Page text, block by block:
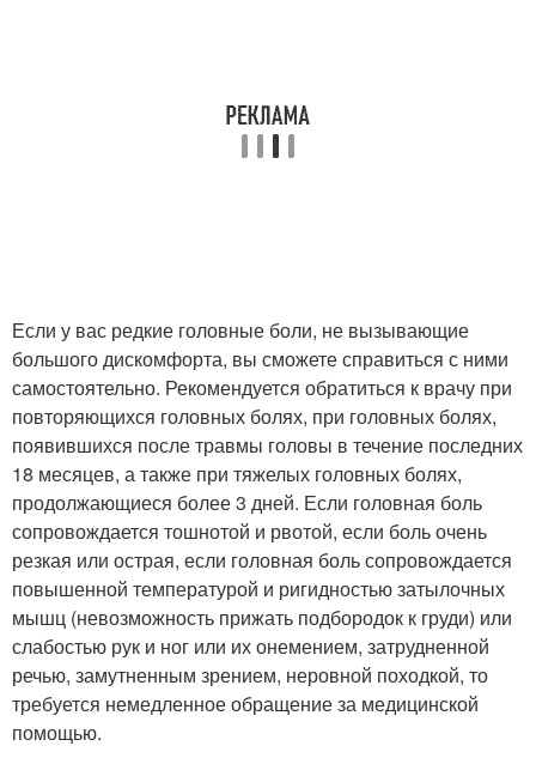
Если у вас редкие головные боли, не вызывающие
большого дискомфорта, вы сможете справиться с ними
самостоятельно. Рекомендуется обратиться к врачу при
повторяющихся головных болях, при головных болях,
появившихся после травмы головы в течение последних
18 месяцев, а также при тяжелых головных болях,
продолжающиеся более 3 дней. Если головная боль
сопровождается тошнотой и рвотой, если боль очень
резкая или острая, если головная боль сопровождается
повышенной температурой и ригидностью затылочных
мышц (невозможность прижать подбородок к груди) или
слабостью рук и ног или их онемением, затрудненной
речью, замутненным зрением, неровной походкой, то
требуется немедленное обращение за медицинской
помощью.